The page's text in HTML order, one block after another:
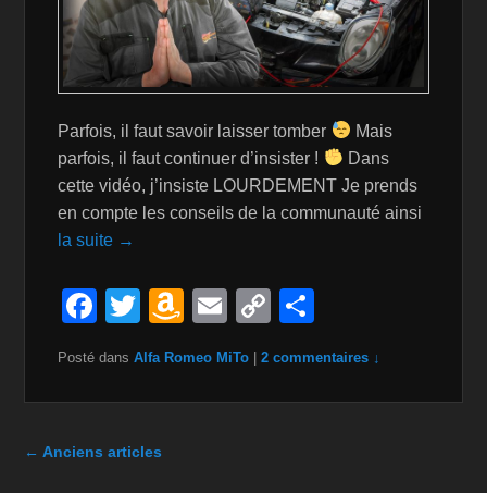
Parfois, il faut savoir laisser tomber
Mais
parfois, il faut continuer d’insister !
Dans
cette vidéo, j’insiste LOURDEMENT Je prends
en compte les conseils de la communauté ainsi
la suite →
F
c
e
b
T
tt
er
A
a
z
E
ail
C
p
y
ta
g
Posté dans Alfa Romeo MiTo |2 commentaires ↓
Navigation dans les articles
← Anciens articles